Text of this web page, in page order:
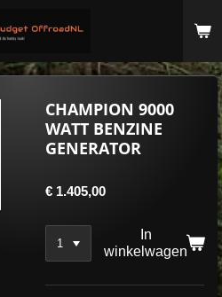
CHAMPION 9000
WATT BENZINE
GENERATOR
€ 1.405,00
In
winkelwagen